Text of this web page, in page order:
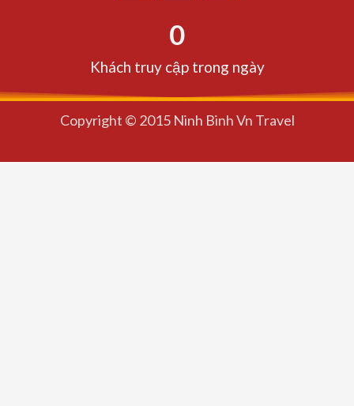
o
k
t
a
g
a
m
a
p
Khách truy cập trong ngày
0
Copyright © 2015 Ninh Binh Vn Travel